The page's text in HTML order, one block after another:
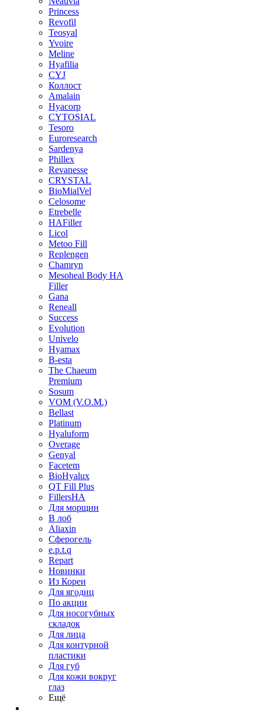
Princess
Revofil
Teosyal
Yvoire
Meline
Hyafilia
CYJ
Коллост
Amalain
Hyacorp
CYTOSIAL
Tesoro
Euroresearch
Sardenya
Phillex
Revanesse
CRYSTAL
BioMialVel
Celosome
Etrebelle
HAFiller
Licol
Metoo Fill
Replengen
Chamryn
Mesoheal Body HA
Filler
Gana
Reneall
Success
Evolution
Univelo
Hyamax
B-esta
The Chaeum
Premium
Sosum
VOM (V.O.M.)
Bellast
Platinum
Hyaluform
Overage
Genyal
Facetem
BioHyalux
QT Fill Plus
FillersHA
Для морщин
В лоб
Aliaxin
Сферогель
e.p.t.q
Repart
Новинки
Из Кореи
Для ягодиц
По акции
Для носогубных
складок
Для лица
Для контурной
пластики
Для губ
Для кожи вокруг
глаз
Ещё